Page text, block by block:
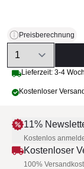
Preisberechnung
Quantity
Lieferzeit: 3-4
Kostenloser
11%
Kostenlos
Kostenloser
100%